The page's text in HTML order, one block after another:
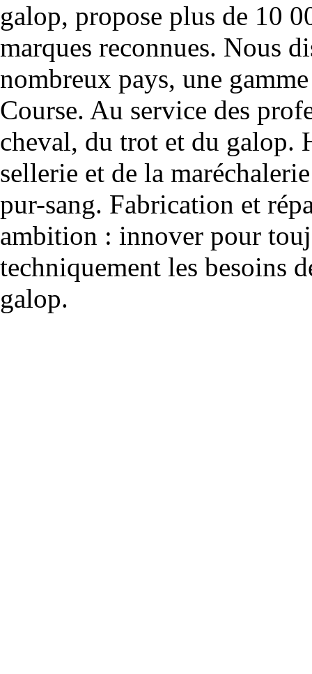
galop, propose plus de 10
marques reconnues. Nous
nombreux pays, une
Course. Au service des
cheval, du trot et du galop.
sellerie et de la
pur-sang. Fabrication et
ambition : innover pour
techniquement les besoins
galop.